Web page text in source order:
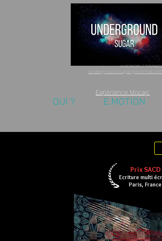
AVIGNON /
underground.sugar@hotmail.com
QUI ? E.MOTION
Prix SACD
Ecriture multi
Paris, France
Expérience Mocap'